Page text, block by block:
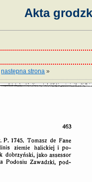
Akta
następna strona »